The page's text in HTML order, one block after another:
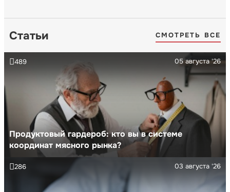
Статьи СМОТРЕТЬ ВСЕ
Продуктовый гардероб: кто вы в системе
координат мясного рынка?
05 августа '26
489
03 августа '26
286